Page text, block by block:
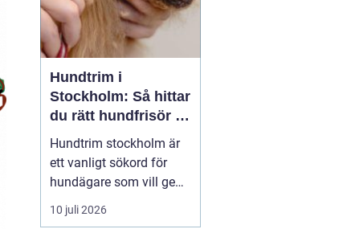
Hundtrim i
Stockholm: Så hittar
du rätt hundfrisör i
huvudstaden
Hundtrim stockholm är
ett vanligt sökord för
hundägare som vill ge
sin hund professionell
pälsvård i en trygg miljö.
10 juli 2026